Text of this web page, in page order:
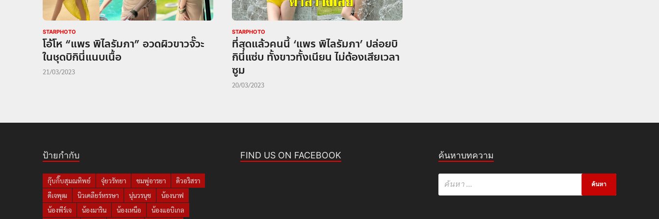
STARPHOTO
โอ้โห “แพร พิไลรัมภา” อวดผิวขาวจั๊วะ
ในชุดบิกินี่แนบเนื้อ
21/03/2023
STARPHOTO
ที่สุดแล้วคนนี้ ‘แพร พิไลรัมภา’ ปล่อยบิ
กินี่แซ่บ ทั้งขาวทั้งเนียน ไม่ต้องเสียเวลา
ซูม
20/03/2023
ป้ายกำกับ
กุ๊บกิ๊บสุมณทิพย์ จุ๋ยวรัทยา ชมพู่อารยา
ดิวอริสรา
ดีเจพุฒ
นิวเคลียร์หรรษา นุ่นวรนุช
น้องนาฟ
น้องพีร์เจ
น้องมาริน น้องเหนือ น้องแอบิเกล
FIND US ON FACEBOOK ค้นหาบทความ